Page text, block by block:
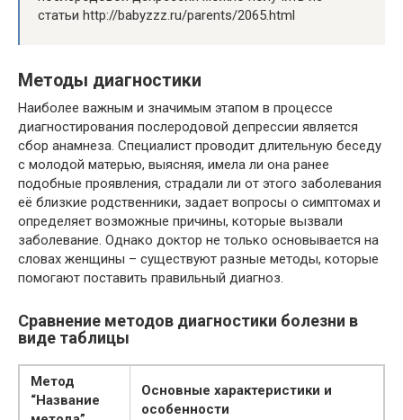
статьи http://babyzzz.ru/parents/2065.html
Методы диагностики
Наиболее важным и значимым этапом в процессе
диагностирования послеродовой депрессии является
сбор анамнеза. Специалист проводит длительную беседу
с молодой матерью, выясняя, имела ли она ранее
подобные проявления, страдали ли от этого заболевания
её близкие родственники, задает вопросы о симптомах и
определяет возможные причины, которые вызвали
заболевание. Однако доктор не только основывается на
словах женщины – существуют разные методы, которые
помогают поставить правильный диагноз.
Сравнение методов диагностики болезни в
виде таблицы
Метод
“Название
Основные характеристики и
особенности